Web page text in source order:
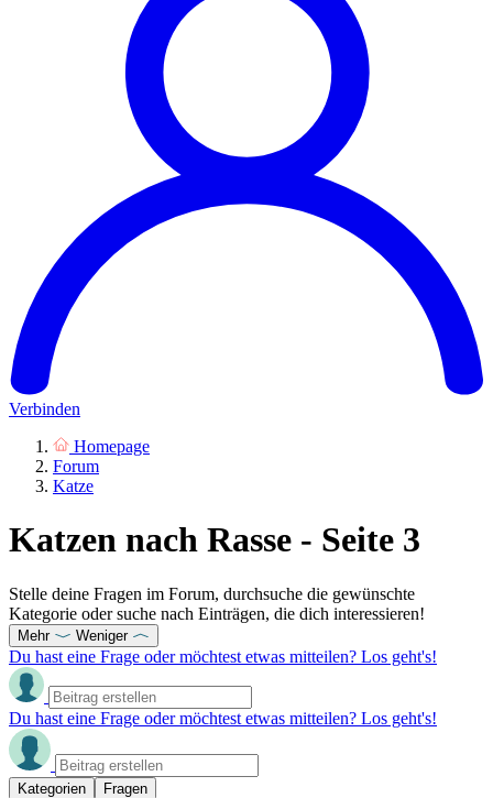
Verbinden
Homepage
Forum
Katze
Katzen nach Rasse - Seite 3
Stelle deine Fragen im Forum, durchsuche die gewünschte
Kategorie oder suche nach Einträgen, die dich interessieren!
Mehr Weniger
Du hast eine Frage oder möchtest etwas mitteilen? Los geht's!
Du hast eine Frage oder möchtest etwas mitteilen? Los geht's!
Kategorien Fragen